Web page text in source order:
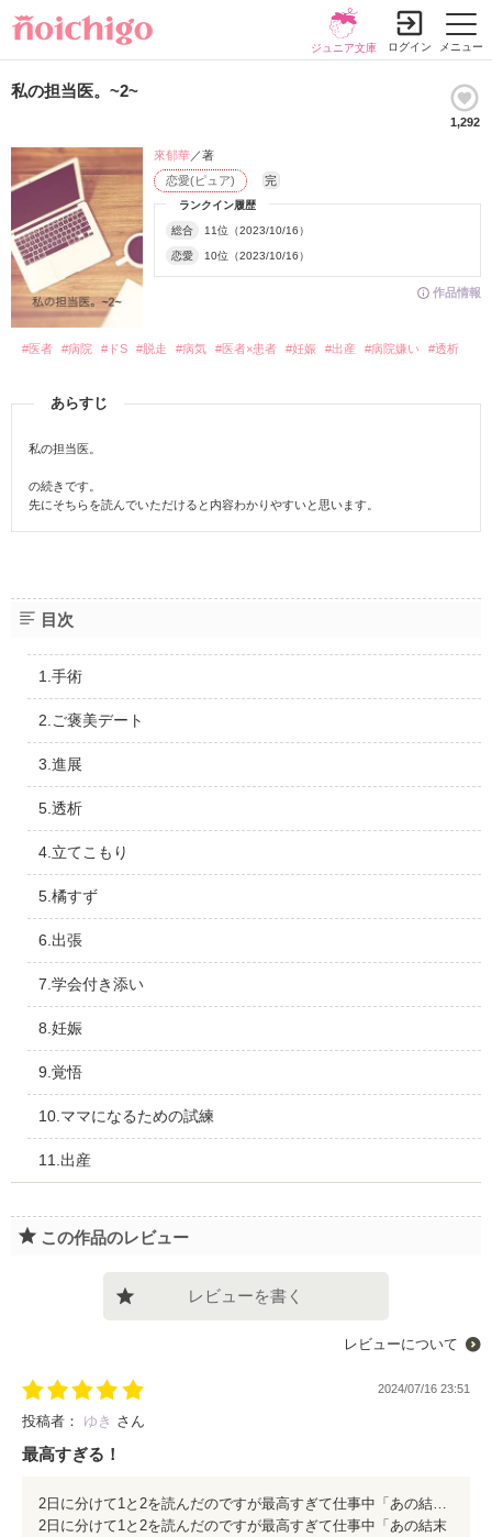
メニュー
ジュニア文庫 ログイン
私の担当医。~2~
1,292
作品情報
ランクイン履歴
総合 11位（2023/10/16）
恋愛 10位（2023/10/16）
恋愛(ピュア) 完
來郁華／著
#医者 #病院 #ドS #脱走 #病気 #医者×患者 #妊娠 #出産 #病院嫌い #透析
あらすじ
私の担当医。
の続きです。
先にそちらを読んでいただけると内容わかりやすいと思います。
目次
1.手術
2.ご褒美デート
3.進展
5.透析
4.立てこもり
5.橘すず
6.出張
7.学会付き添い
8.妊娠
9.覚悟
10.ママになるための試練
11.出産
この作品のレビュー
レビューを書く
レビューについて
2024/07/16 23:51
投稿者： ゆき さん
最高すぎる！
2日に分けて1と2を読んだのですが最高すぎて仕事中「あの結末どうなるんだろう」とかずっと考えてました😂 続編ちょっと期待しつつ待ってます☺️
2日に分けて1と2を読んだのですが最高すぎて仕事中「あの結末